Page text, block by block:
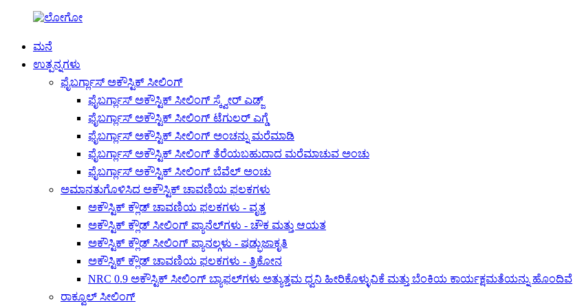
ಮನೆ
ಉತ್ಪನ್ನಗಳು
ಫೈಬರ್ಗ್ಲಾಸ್ ಅಕೌಸ್ಟಿಕ್ ಸೀಲಿಂಗ್
ಫೈಬರ್ಗ್ಲಾಸ್ ಅಕೌಸ್ಟಿಕ್ ಸೀಲಿಂಗ್ ಸ್ಕ್ವೇರ್ ಎಡ್ಜ್
ಫೈಬರ್ಗ್ಲಾಸ್ ಅಕೌಸ್ಟಿಕ್ ಸೀಲಿಂಗ್ ಟೆಗುಲರ್ ಎಗ್ಡೆ
ಫೈಬರ್ಗ್ಲಾಸ್ ಅಕೌಸ್ಟಿಕ್ ಸೀಲಿಂಗ್ ಅಂಚನ್ನು ಮರೆಮಾಡಿ
ಫೈಬರ್ಗ್ಲಾಸ್ ಅಕೌಸ್ಟಿಕ್ ಸೀಲಿಂಗ್ ತೆರೆಯಬಹುದಾದ ಮರೆಮಾಚುವ ಅಂಚು
ಫೈಬರ್ಗ್ಲಾಸ್ ಅಕೌಸ್ಟಿಕ್ ಸೀಲಿಂಗ್ ಬೆವೆಲ್ ಅಂಚು
ಅಮಾನತುಗೊಳಿಸಿದ ಅಕೌಸ್ಟಿಕ್ ಚಾವಣಿಯ ಫಲಕಗಳು
ಅಕೌಸ್ಟಿಕ್ ಕ್ಲೌಡ್ ಚಾವಣಿಯ ಫಲಕಗಳು - ವೃತ್ತ
ಅಕೌಸ್ಟಿಕ್ ಕ್ಲೌಡ್ ಸೀಲಿಂಗ್ ಪ್ಯಾನೆಲ್‌ಗಳು - ಚೌಕ ಮತ್ತು ಆಯತ
ಅಕೌಸ್ಟಿಕ್ ಕ್ಲೌಡ್ ಸೀಲಿಂಗ್ ಪ್ಯಾನಲ್ಗಳು - ಷಡ್ಭುಜಾಕೃತಿ
ಅಕೌಸ್ಟಿಕ್ ಕ್ಲೌಡ್ ಚಾವಣಿಯ ಫಲಕಗಳು - ತ್ರಿಕೋನ
NRC 0.9 ಅಕೌಸ್ಟಿಕ್ ಸೀಲಿಂಗ್ ಬ್ಯಾಫಲ್‌ಗಳು ಅತ್ಯುತ್ತಮ ಧ್ವನಿ ಹೀರಿಕೊಳ್ಳುವಿಕೆ ಮತ್ತು ಬೆಂಕಿಯ ಕಾರ್ಯಕ್ಷಮತೆಯನ್ನು ಹೊಂದಿವೆ
ರಾಕ್ವೂಲ್ ಸೀಲಿಂಗ್